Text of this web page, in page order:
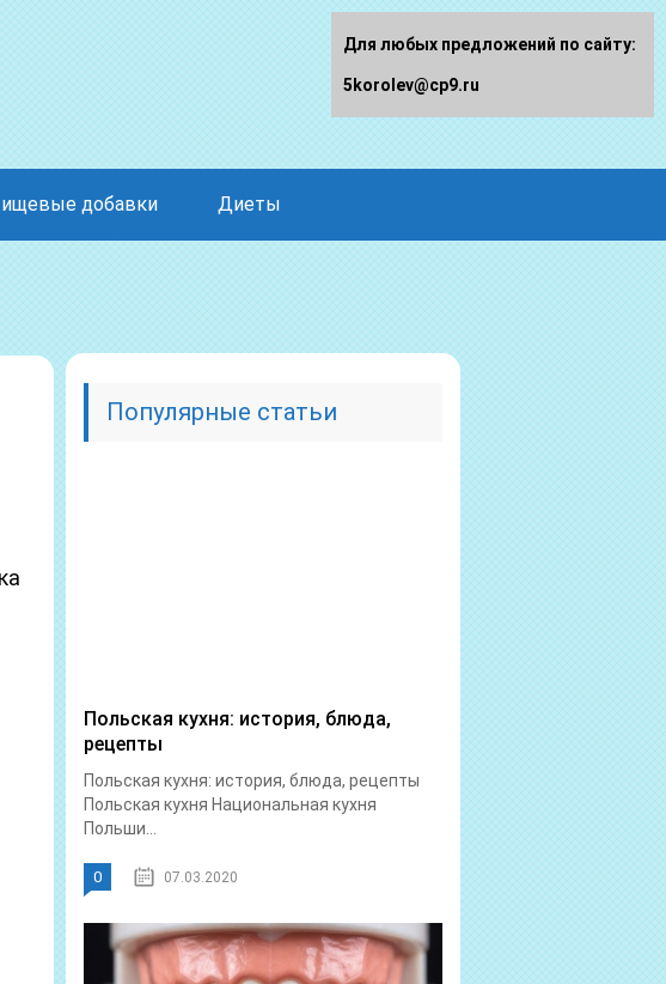
добавки Диеты
Популярные статьи
Польская кухня: история, блюда,
рецепты
Польская кухня: история, блюда, рецепты
Польская кухня Национальная кухня
Польши...
0 07.03.2020
Для любых предложений по сайту:
5korolev@cp9.ru